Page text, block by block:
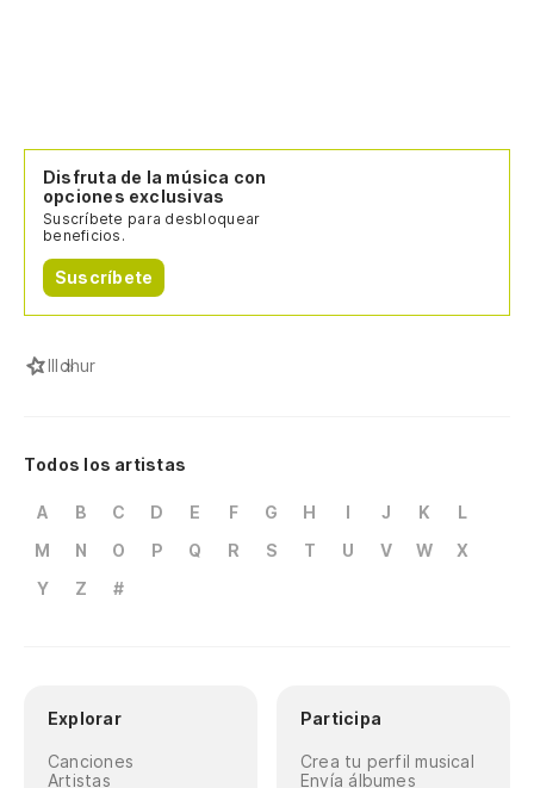
Disfruta de la música con
opciones exclusivas
Suscríbete para desbloquear
beneficios.
Suscríbete
IIldhur
Todos los artistas
A B C D E F G H I J K
L
M
N O P Q R S T U V W
X
Y
Z #
Explorar
Canciones
Artistas
Participa
Crea tu perfil musical
Envía álbumes